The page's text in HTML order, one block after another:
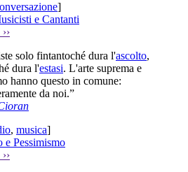
]
e Cantanti
››
solo fintantoché dura l'ascolto,
dura l'estasi. L'arte suprema e
hanno questo in comune:
da noi.”
, musica]
e Pessimismo
››